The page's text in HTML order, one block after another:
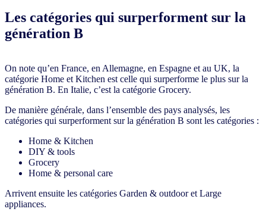
Les catégories qui surperforment sur la
génération B
On note qu’en France, en Allemagne, en Espagne et au UK, la
catégorie Home et Kitchen est celle qui surperforme le plus sur la
génération B. En Italie, c’est la catégorie Grocery.
De manière générale, dans l’ensemble des pays analysés, les
catégories qui surperforment sur la génération B sont les catégories :
Home & Kitchen
DIY & tools
Grocery
Home & personal care
Arrivent ensuite les catégories Garden & outdoor et Large
appliances.